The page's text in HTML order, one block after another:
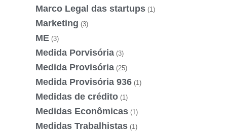
Marco Legal das startups (1)
Marketing (3)
ME (3)
Medida Porvisória (3)
Medida Provisória (25)
Medida Provisória 936 (1)
Medidas de crédito (1)
Medidas Econômicas (1)
Medidas Trabalhistas (1)